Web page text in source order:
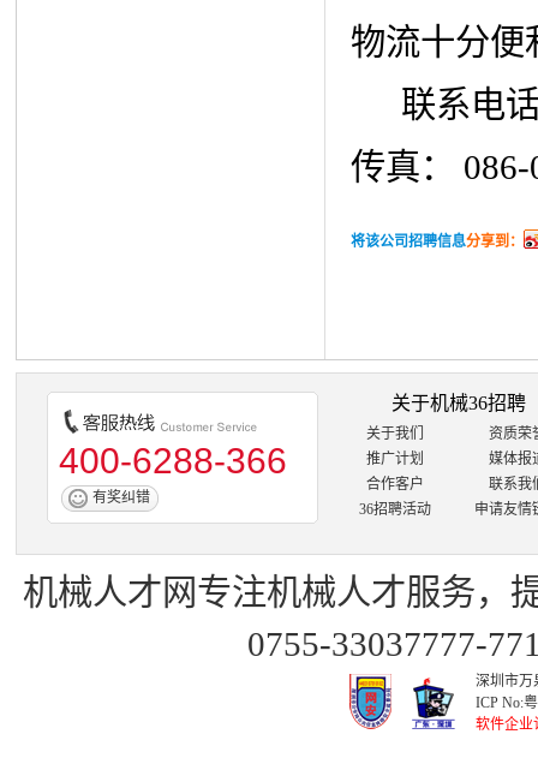
物流十分便
联系电话
传真： 086-
将该公司招聘信息分享到：
400-6288-366
有奖纠错
关于机械36招聘
关于我们
资质荣
推广计划
媒体报
合作客户
联系我
36招聘活动
申请友情
机械人才网专注机械人才服务，
0755-33037777-
深圳市万
ICP No:
软件企业